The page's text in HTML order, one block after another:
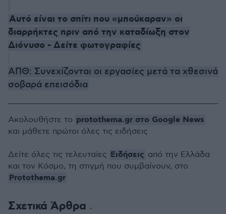
Αυτό είναι το σπίτι που «μπούκαραν» οι
διαρρήκτες πριν από την καταδίωξη στον
Διόνυσο - Δείτε φωτογραφίες
ΑΠΘ: Συνεχίζονται οι εργασίες μετά τα χθεσινά
σοβαρά επεισόδια
Σχετικά Άρθρα
Ακολουθήστε το protothema.gr στο Google News
και μάθετε πρώτοι όλες τις ειδήσεις
Δείτε όλες τις τελευταίες Ειδήσεις από την Ελλάδα
και τον Κόσμο, τη στιγμή που συμβαίνουν, στο
Protothema.gr